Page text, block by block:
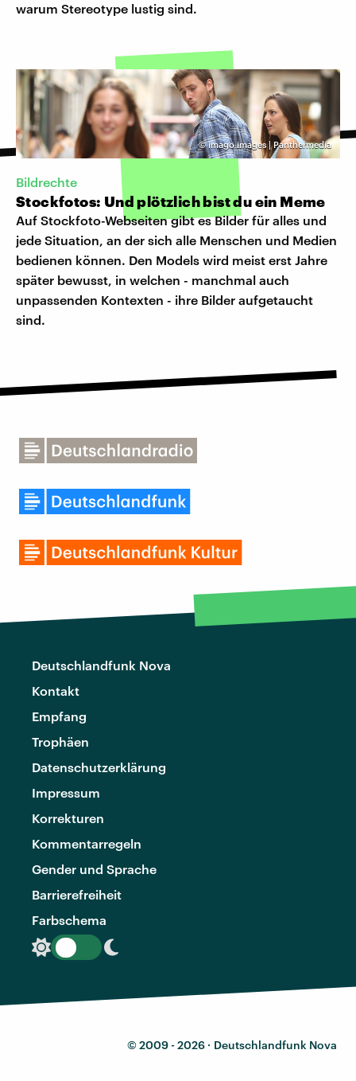
warum Stereotype lustig sind.
©imago images | Panthermedia
Bildrechte
Stockfotos: Und plötzlich bist du ein Meme
Auf Stockfoto-Webseiten gibt es Bilder für alles und
jede Situation, an der sich alle Menschen und Medien
bedienen können. Den Models wird meist erst Jahre
später bewusst, in welchen - manchmal auch
unpassenden Kontexten - ihre Bilder aufgetaucht
sind.
Deutschlandfunk Nova
Kontakt
Empfang
Trophäen
Datenschutzerklärung
Impressum
Korrekturen
Kommentarregeln
Gender und Sprache
Barrierefreiheit
Farbschema
© 2009 - 2026 · Deutschlandfunk Nova